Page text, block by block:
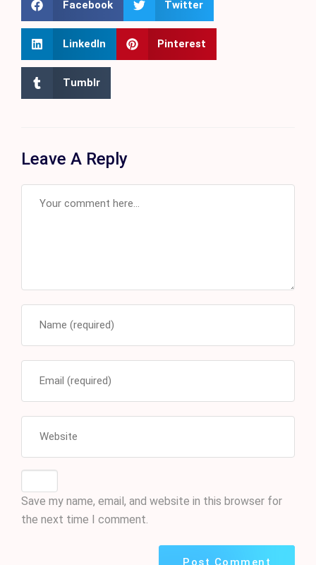
Facebook Twitter
LinkedIn Pinterest
Tumblr
Leave A Reply
Save my name, email, and website in this browser for
the next time I comment.